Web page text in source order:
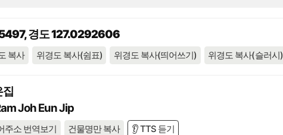
경도 127.0292606
복사 위경도 복사(쉼표) 위경도 복사(띄어쓰기) 위경도 복사(슬러시)
집
Joh Eun Jip
주소 번역보기 건물명만 복사 👂 TTS 듣기